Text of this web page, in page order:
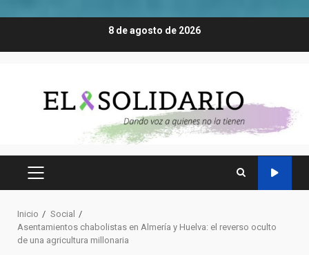
8 de agosto de 2026
MENÚ
Inicio
Social
Asentamientos chabolistas en Almería y Huelva: el reverso oculto
de una agricultura millonaria